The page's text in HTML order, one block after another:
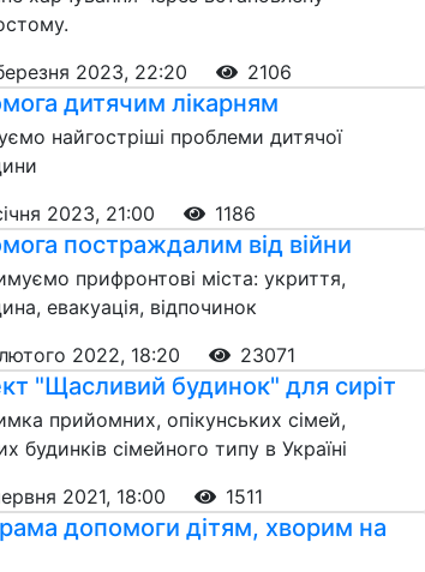
2023, 22:20
2106
дитячим лікарням
найгостріші проблеми дитячої
2023, 21:00
1186
постраждалим від війни
прифронтові міста: укриття,
евакуація, відпочинок
2022, 18:20
23071
"Щасливий будинок" для сиріт
прийомних, опікунських сімей,
будинків сімейного типу в Україні
2021, 18:00
1511
допомоги дітям, хворим на